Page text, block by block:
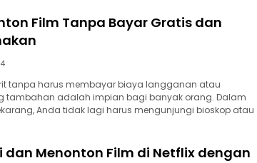
Film Tanpa Bayar Gratis dan
tanpa harus membayar biaya langganan atau
tambahan adalah impian bagi banyak orang. Dalam
Anda tidak lagi harus mengunjungi bioskop atau
dan Menonton Film di Netflix dengan